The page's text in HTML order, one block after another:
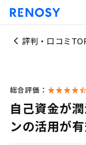
評判・口コミ
総合評価：
自己資金が
ンの活用が